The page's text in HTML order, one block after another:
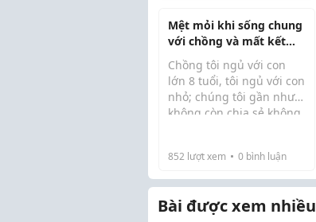
sống độc thân hay kết h...
Mệt mỏi khi sống chung
với chồng và mất kết
nối cảm xúc
Chồng tôi ngủ với con
lớn 8 tuổi, tôi ngủ với con
nhỏ; chúng tôi gần như
không còn chia sẻ không
cố gắng phụ giúp đưa c...
852 lượt xem 0 bình luận
Bài được xem nhiều